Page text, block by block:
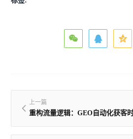
上一篇
重构流量逻辑：GEO自动化获客